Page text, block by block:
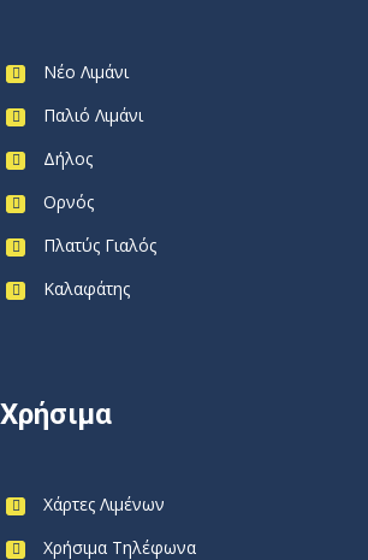
Νέο Λιμάνι
Παλιό Λιμάνι
Δήλος
Ορνός
Πλατύς Γιαλός
Καλαφάτης
Χρήσιμα
Χάρτες Λιμένων
Χρήσιμα Τηλέφωνα